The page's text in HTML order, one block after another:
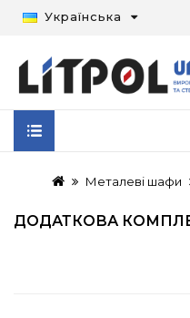
Українська
Металеві шафи
ДОДАТКОВА